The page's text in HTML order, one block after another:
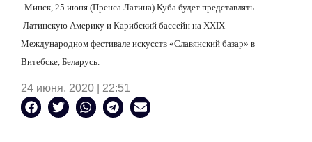
Минск, 25 июня (Пренса Латина) Куба будет представлять
Латинскую Америку и Карибский бассейн на XXIX
Международном фестивале искусств «Славянский базар» в
Витебске, Беларусь.
24 июня, 2020 | 22:51